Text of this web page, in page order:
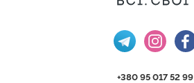
+380 95 017 52 99